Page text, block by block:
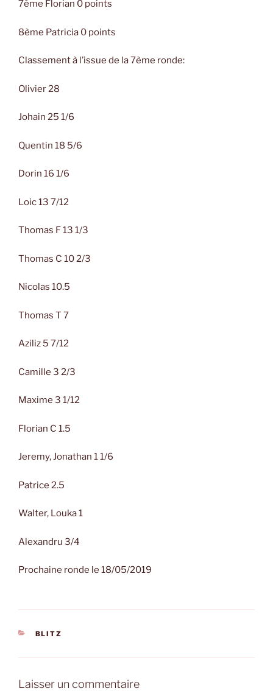
7ème Florian 0 points
8ème Patricia 0 points
Classement à l’issue de la 7ème ronde:
Olivier 28
Johain 25 1/6
Quentin 18 5/6
Dorin 16 1/6
Loic 13 7/12
Thomas F 13 1/3
Thomas C 10 2/3
Nicolas 10.5
Thomas T 7
Aziliz 5 7/12
Camille 3 2/3
Maxime 3 1/12
Florian C 1.5
Jeremy, Jonathan 1 1/6
Patrice 2.5
Walter, Louka 1
Alexandru 3/4
Prochaine ronde le 18/05/2019
CATÉGORIES
BLITZ
Laisser un commentaire